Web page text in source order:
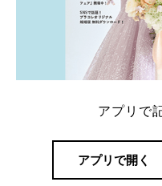
アプリで
アプリで開く